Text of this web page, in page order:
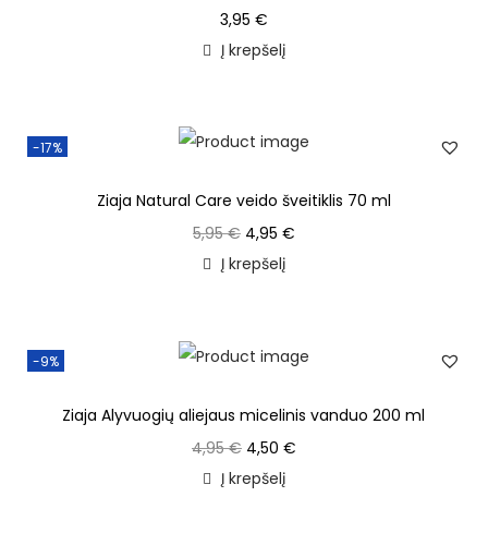
3,95 €
Į krepšelį
-17%
Ziaja Natural Care veido šveitiklis 70 ml
5,95€ 4,95 €
Į krepšelį
-9%
Ziaja Alyvuogių aliejaus micelinis vanduo 200 ml
4,95€ 4,50 €
Į krepšelį